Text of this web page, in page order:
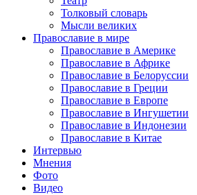
Толковый словарь
Мысли великих
Православие в мире
Православие в Америке
Православие в Африке
Православие в Белоруссии
Православие в Греции
Православие в Европе
Православие в Ингушетии
Православие в Индонезии
Православие в Китае
Интервью
Мнения
Фото
Видео